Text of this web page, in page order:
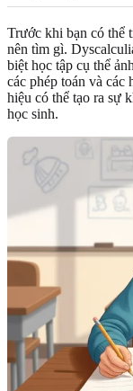
Trước khi bạn có thể
nên tìm gì.
biệt học tập cụ thể
các phép toán và các
hiệu có thể tạo ra sự
học sinh.